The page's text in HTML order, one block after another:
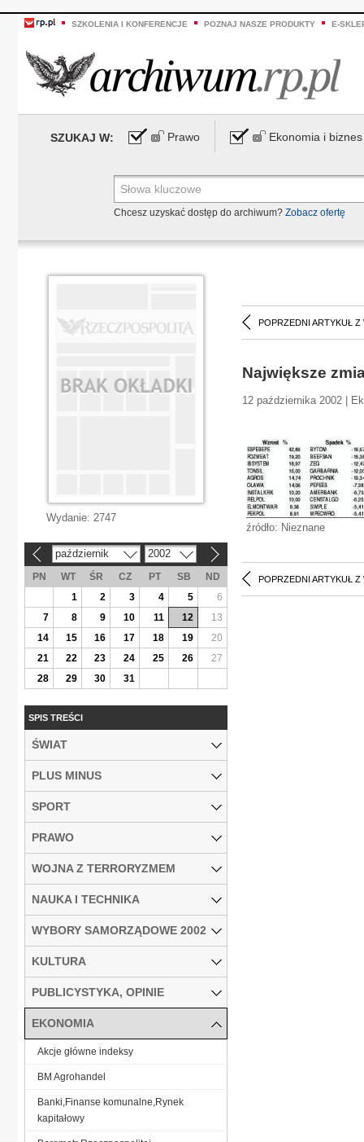
SZKOLENIA I KONFERENCJE POZNAJ NASZE PRODUKTY E-
SZUKAJ W: Prawo Ekonomia i biznes
Chcesz uzyskać dostęp do archiwum? Zobacz ofertę
POPRZEDNI ARTYKUŁ Z
Największe
12 października 2002 |
źródło: Nieznane
POPRZEDNI ARTYKUŁ Z
Wydanie: 2747
październik 2002
PN WT ŚR CZ PT SB
ND
1
2 3 4 5
6
7
8 9 10 11 12
13
14
15 16 17 18 19
20
21
22 23 24 25 26
27
28
29 30 31
SPIS TREŚCI
ŚWIAT
PLUS MINUS
SPORT
PRAWO
WOJNA Z TERRORYZMEM
NAUKA I TECHNIKA
WYBORY SAMORZĄDOWE 2002
KULTURA
PUBLICYSTYKA, OPINIE
EKONOMIA
Akcje główne indeksy
BM Agrohandel
Banki,Finanse komunalne,Rynek
kapitałowy